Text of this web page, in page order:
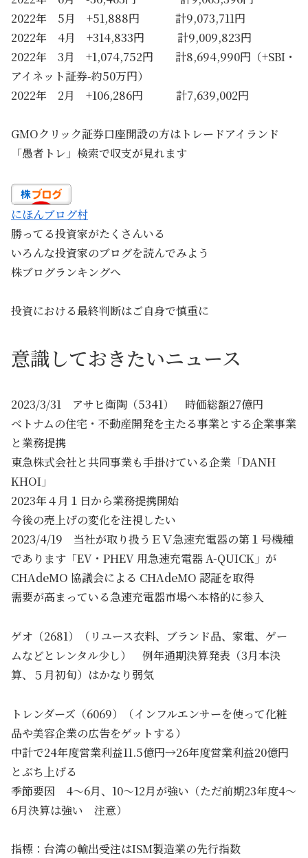
2022年 5月 +51,888円 計9,073,711円
2022年 4月 +314,833円 計9,009,823円
2022年 3月 +1,074,752円 計8,694,990円（+SBI・
アイネット証券-約50万円）
2022年 2月 +106,286円 計7,639,002円
GMOクリック証券口座開設の方はトレードアイランド
「愚者トレ」検索で収支が見れます
にほんブログ村
勝ってる投資家がたくさんいる
いろんな投資家のブログを読んでみよう
株ブログランキングへ
投資における最終判断はご自身で慎重に
意識しておきたいニュース
2023/3/31 アサヒ衛陶（5341） 時価総額27億円
ベトナムの住宅・不動産開発を主たる事業とする企業事業
と業務提携
東急株式会社と共同事業も手掛けている企業「DANH
KHOI」
2023年４月１日から業務提携開始
今後の売上げの変化を注視したい
2023/4/19 当社が取り扱うＥＶ急速充電器の第１号機種
であります「EV・PHEV 用急速充電器 A-QUICK」が
CHAdeMO 協議会による CHAdeMO 認証を取得
需要が高まっている急速充電器市場へ本格的に参入
ゲオ（2681）（リユース衣料、ブランド品、家電、ゲー
ムなどとレンタル少し） 例年通期決算発表（3月本決
算、５月初旬）はかなり弱気
トレンダーズ（6069）（インフルエンサーを使って化粧
品や美容企業の広告をゲットする）
中計で24年度営業利益11.5億円→26年度営業利益20億円
とぶち上げる
季節要因 4～6月、10～12月が強い（ただ前期23年度4～
6月決算は強い 注意）
指標：台湾の輸出受注はISM製造業の先行指数